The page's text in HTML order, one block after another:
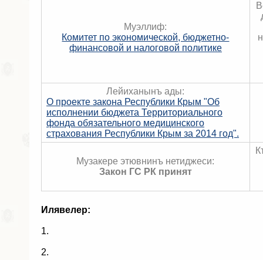
Муэллиф:
Комитет по экономической, бюджетно-
финансовой и налоговой политике
Лейиханынъ ады:
О проекте закона Республики Крым "Об
исполнении бюджета Территориального
фонда обязательного медицинского
страхования Республики Крым за 2014 год".
Музакере этювнинъ нетиджеси:
Закон ГС РК принят
Илявелер:
1.
2.